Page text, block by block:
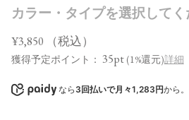
カラー・タイプを選択して
¥3,850 （税込）
獲得予定ポイント： 35pt (1%還元)詳細
なら 3回払いで月々1,283円から